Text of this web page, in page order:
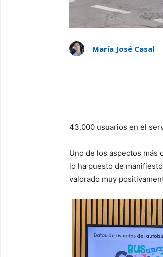
María José Casal
43.000 usuarios en el
Uno de los aspectos más
lo ha puesto de
valorado muy